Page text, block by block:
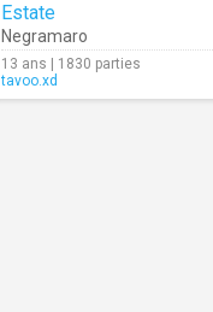
Estate
Negramaro
13 ans | 1830 parties
tavoo.xd